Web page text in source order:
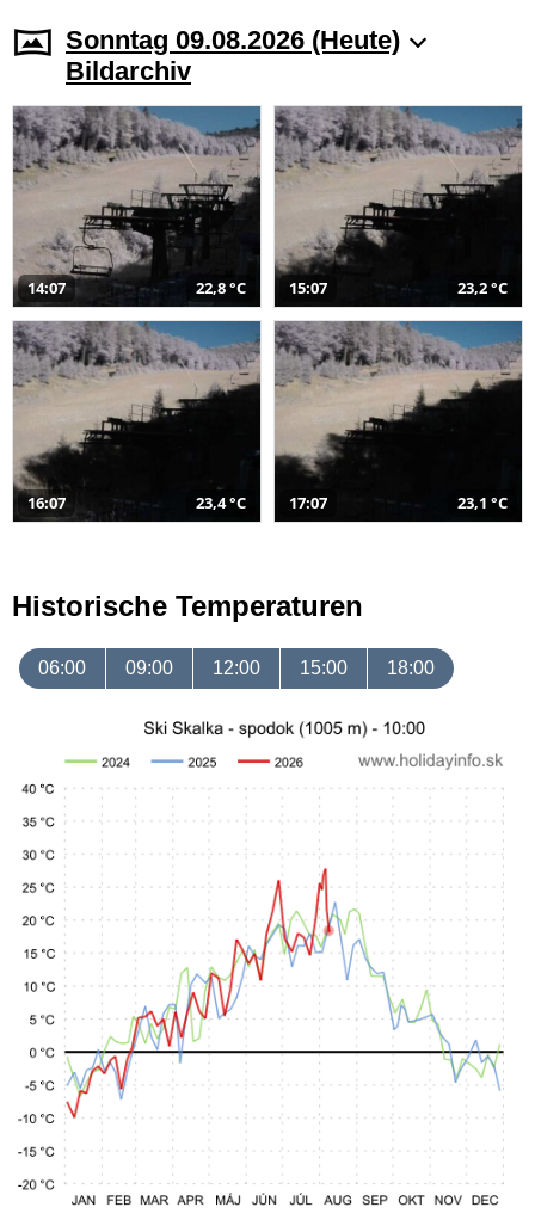
Sonntag 09.08.2026 (Heute)
Bildarchiv
14:07 22,8 °C 15:07 23,2 °C
16:07 23,4 °C 17:07 23,1 °C
Historische Temperaturen
06:00 09:00 12:00 15:00 18:00